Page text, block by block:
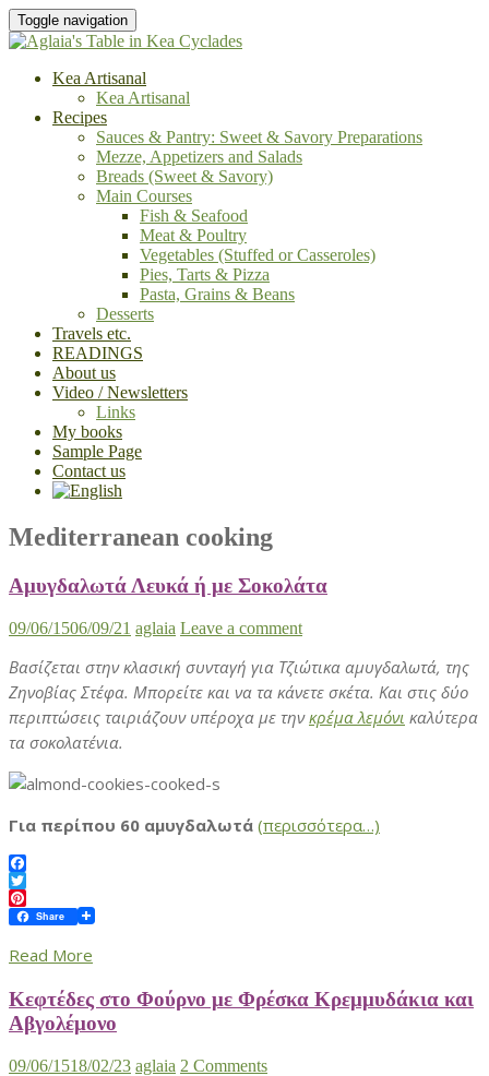
Toggle navigation
Kea Artisanal
Kea Artisanal
Recipes
Sauces & Pantry: Sweet & Savory Preparations
Mezze, Appetizers and Salads
Breads (Sweet & Savory)
Main Courses
Fish & Seafood
Meat & Poultry
Vegetables (Stuffed or Casseroles)
Pies, Tarts & Pizza
Pasta, Grains & Beans
Desserts
Travels etc.
READINGS
About us
Video / Newsletters
Links
My books
Sample Page
Contact us
Mediterranean cooking
Αμυγδαλωτά Λευκά ή με Σοκολάτα
09/06/1506/09/21 aglaia Leave a comment
Βασίζεται στην κλασική συνταγή για Τζιώτικα αμυγδαλωτά, της
Ζηνοβίας Στέφα. Μπορείτε και να τα κάνετε σκέτα. Και στις δύο
περιπτώσεις ταιριάζουν υπέροχα με τηνκρέμα λεμόνι καλύτερα
τα σοκολατένια.
Για περίπου 60 αμυγδαλωτά (περισσότερα…)
Facebook
Twitter
Pinterest
Share
Read More
Κεφτέδες στο Φούρνο με Φρέσκα Κρεμμυδάκια και
Αβγολέμονο
09/06/1518/02/23 aglaia 2 Comments